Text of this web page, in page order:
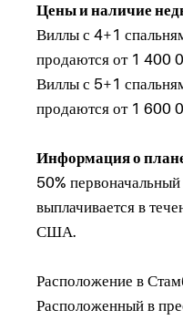
Цены и наличие
Виллы с 4+1
продаются от 1 400
Виллы с 5+1
продаются от 1 600
Информация о
50% первоначальный
выплачивается в
США.
Расположение в
Расположенный в